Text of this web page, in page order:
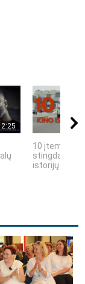
10 įtemptų,
stingdančių
istorijų